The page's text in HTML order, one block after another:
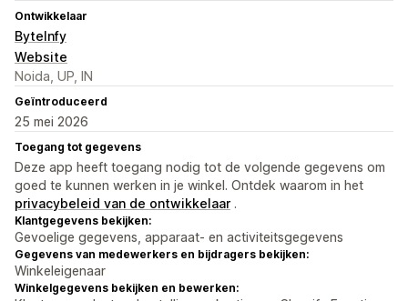
Ontwikkelaar
ByteInfy
Website
Noida, UP, IN
Geïntroduceerd
25 mei 2026
Toegang tot gegevens
Deze app heeft toegang nodig tot de volgende gegevens om
goed te kunnen werken in je winkel. Ontdek waarom in het
privacybeleid van de ontwikkelaar .
Klantgegevens bekijken:
Gevoelige gegevens, apparaat- en activiteitsgegevens
Gegevens van medewerkers en bijdragers bekijken:
Winkeleigenaar
Winkelgegevens bekijken en bewerken: